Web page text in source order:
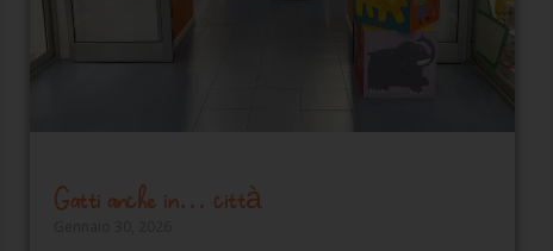
Gatti anche in… città